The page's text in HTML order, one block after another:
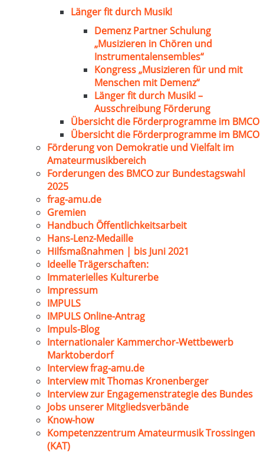
Länger fit durch Musik!
Demenz Partner Schulung
„Musizieren in Chören und
Instrumentalensembles“
Kongress „Musizieren für und mit
Menschen mit Demenz“
Länger fit durch Musik! –
Ausschreibung Förderung
Übersicht die Förderprogramme im BMCO
Übersicht die Förderprogramme im BMCO
Förderung von Demokratie und Vielfalt im
Amateurmusikbereich
Forderungen des BMCO zur Bundestagswahl
2025
frag-amu.de
Gremien
Handbuch Öffentlichkeitsarbeit
Hans-Lenz-Medaille
Hilfsmaßnahmen | bis Juni 2021
Ideelle Trägerschaften:
Immaterielles Kulturerbe
Impressum
IMPULS
IMPULS Online-Antrag
Impuls-Blog
Internationaler Kammerchor-Wettbewerb
Marktoberdorf
Interview frag-amu.de
Interview mit Thomas Kronenberger
Interview zur Engagemenstrategie des Bundes
Jobs unserer Mitgliedsverbände
Know-how
Kompetenzzentrum Amateurmusik Trossingen
(KAT)